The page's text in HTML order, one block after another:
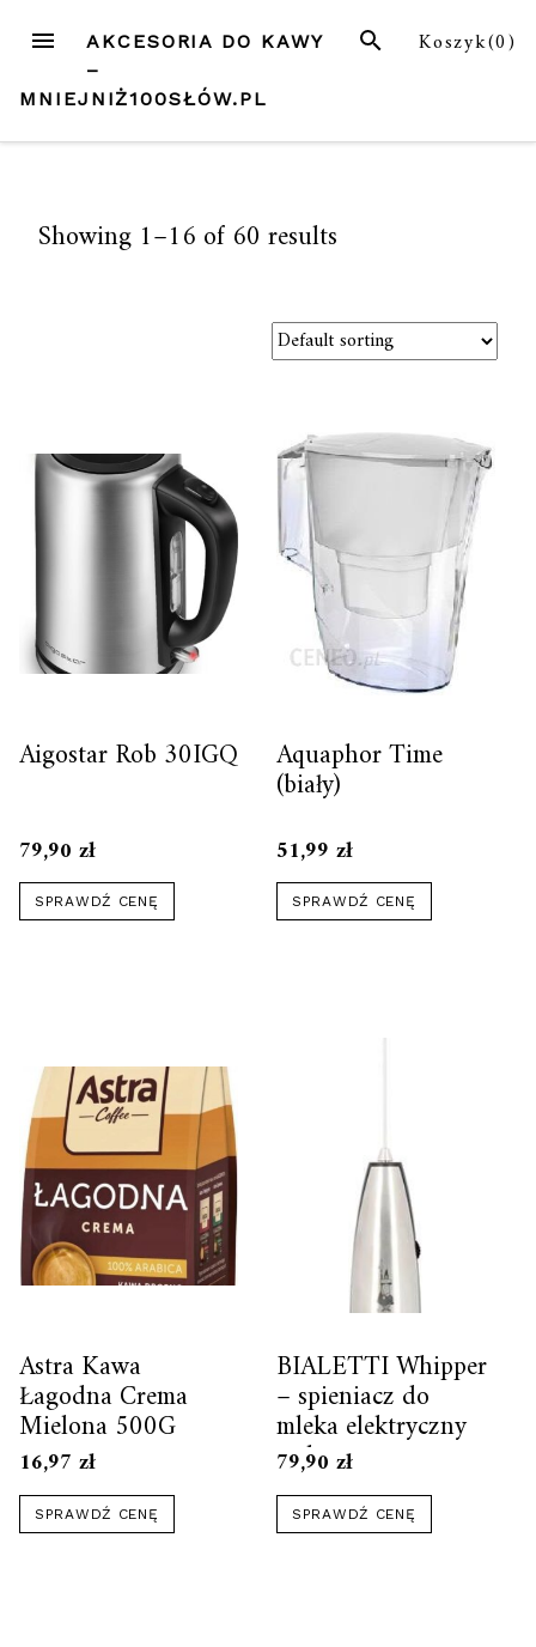
treści
MENU Koszyk(0)
SZUKAJ
AKCESORIA DO KAWY
–
MNIEJNIŻ100SŁÓW.PL
Showing 1–16 of 60 results
Aigostar Rob 30IGQ
79,90 zł
SPRAWDŹ CENĘ
Aquaphor Time
(biały)
51,99zł
SPRAWDŹ CENĘ
Astra Kawa
Łagodna Crema
Mielona 500G
16,97 zł
SPRAWDŹ CENĘ
BIALETTI Whipper
– spieniacz do
mleka elektryczny
stalowy
79,90zł
SPRAWDŹ CENĘ